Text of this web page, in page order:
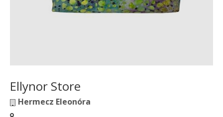
Ellynor Store
Hermecz Eleonóra